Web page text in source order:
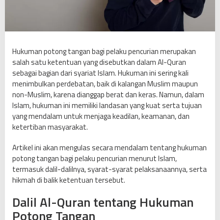
g
i
P
e
l
a
k
u
e
n
c
u
i
a
Hukuman potong tangan bagi pelaku pencurian merupakan
salah satu ketentuan yang disebutkan dalam Al-Quran
sebagai bagian dari syariat Islam. Hukuman ini sering kali
menimbulkan perdebatan, baik di kalangan Muslim maupun
non-Muslim, karena dianggap berat dan keras. Namun, dalam
Islam, hukuman ini memiliki landasan yang kuat serta tujuan
yang mendalam untuk menjaga keadilan, keamanan, dan
ketertiban masyarakat.
Artikel ini akan mengulas secara mendalam tentang hukuman
potong tangan bagi pelaku pencurian menurut Islam,
termasuk dalil-dalilnya, syarat-syarat pelaksanaannya, serta
hikmah di balik ketentuan tersebut.
Dalil Al-Quran tentang Hukuman
Potong Tangan